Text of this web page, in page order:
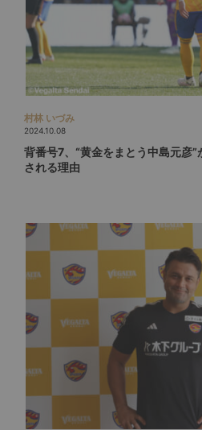
村林 いづみ
2024.10.08
背番号7、“黄金をまとう中島元彦
される理由